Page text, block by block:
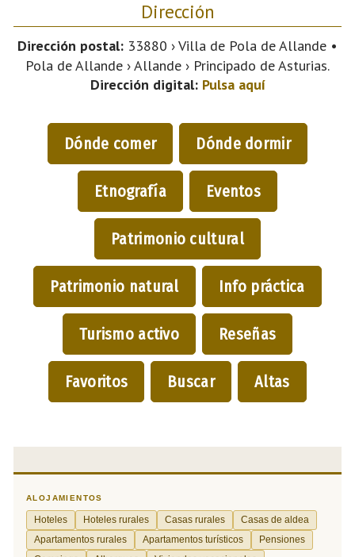
Dirección
Dirección postal: 33880 › Villa de Pola de Allande •
Pola de Allande › Allande › Principado de Asturias.
Dirección digital: Pulsa aquí
Dónde comer Dónde dormir
Etnografía Eventos
Patrimonio cultural
Patrimonio natural Info práctica
Turismo activo Reseñas
Favoritos Buscar Altas